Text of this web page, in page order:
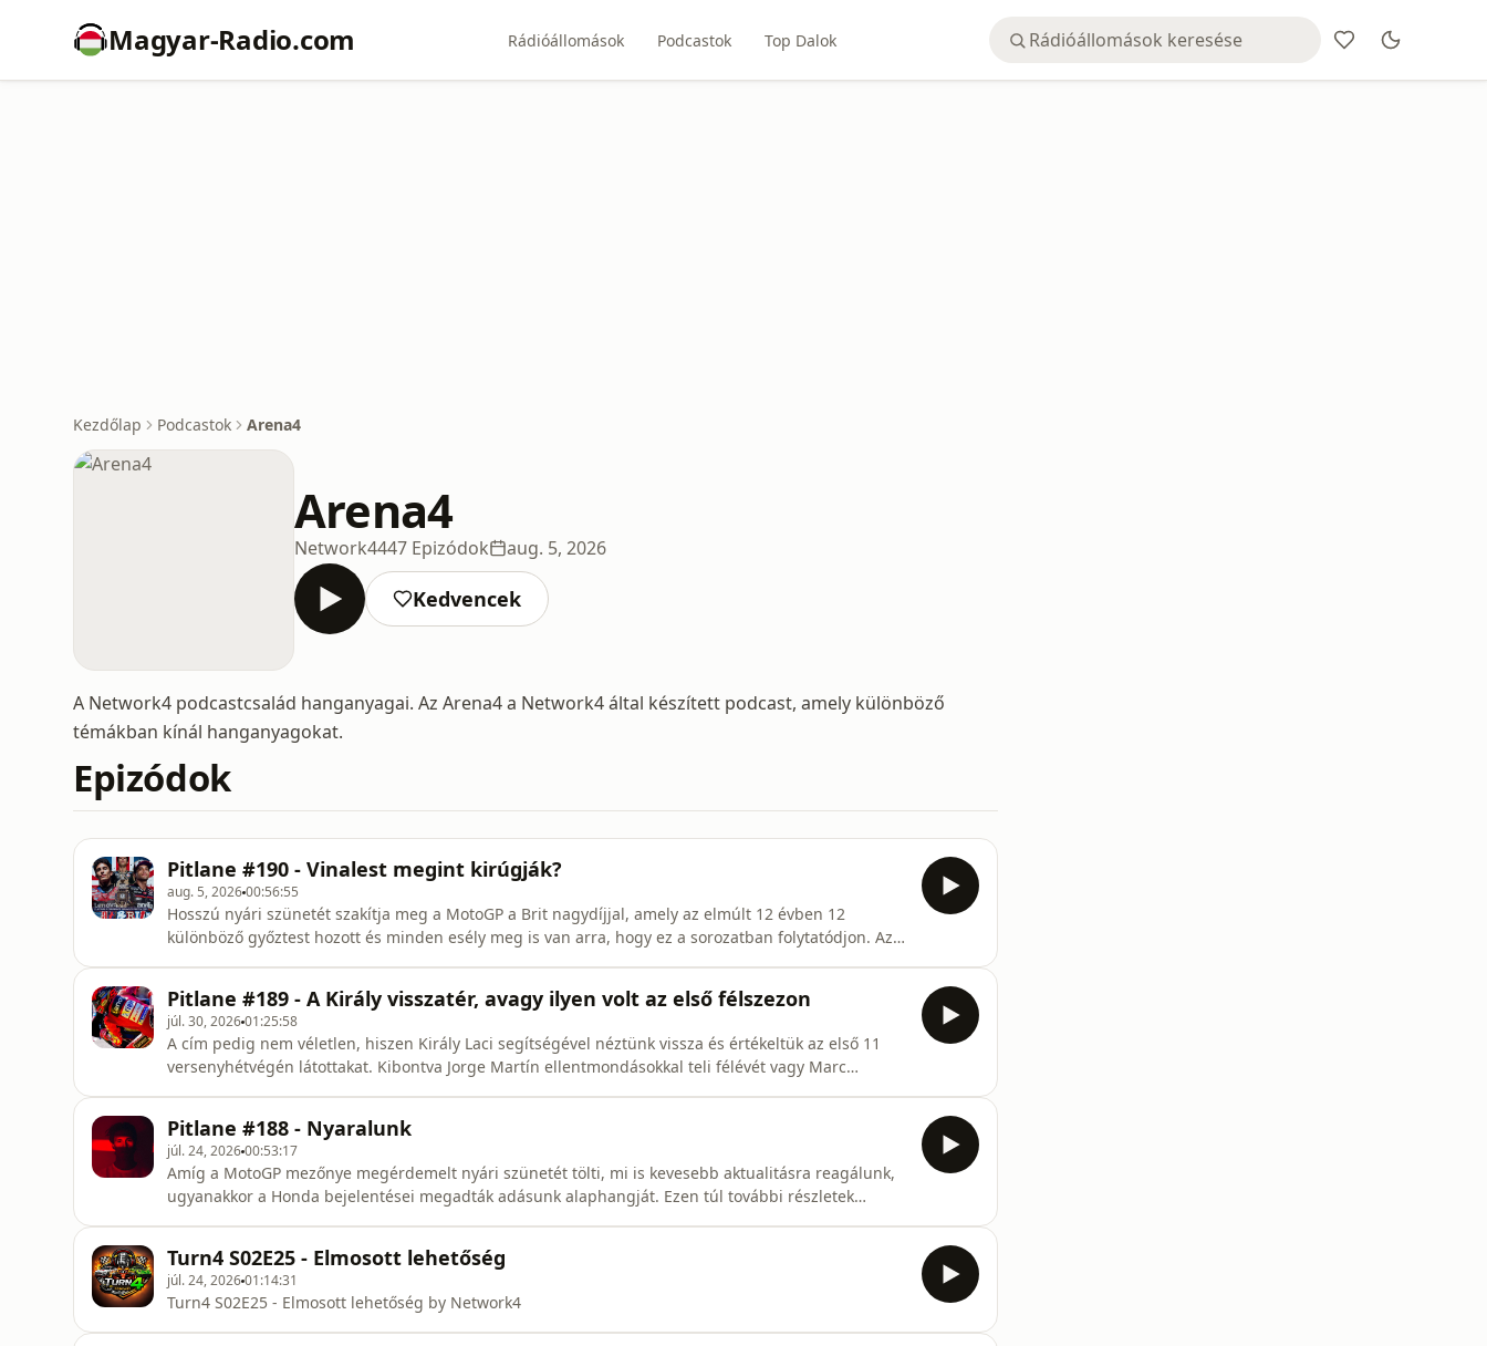
Magyar-Radio.com Rádióállomások Podcastok Top Dalok
Kezdőlap Podcastok Arena4
Arena4
Network4447 Epizódok aug. 5, 2026
Kedvencek
A Network4 podcastcsalád hanganyagai. Az Arena4 a Network4 által készített podcast, amely különböző
témákban kínál hanganyagokat.
Epizódok
Pitlane #190 - Vinalest megint kirúgják?
aug. 5, 202600:56:55
Hosszú nyári szünetét szakítja meg a MotoGP a Brit nagydíjjal, amely az elmúlt 12 évben 12
különböző győztest hozott és minden esély meg is van arra, hogy ez a sorozatban folytatódjon. Az
valaha a GP-ben.
Pitlane #189 - A Király visszatér, avagy ilyen volt az első félszezon
júl. 30, 202601:25:58
A cím pedig nem véletlen, hiszen Király Laci segítségével néztünk vissza és értékeltük az első 11
versenyhétvégén látottakat. Kibontva Jorge Martín ellentmondásokkal teli félévét vagy Marc
Pitlane #188 - Nyaralunk
júl. 24, 202600:53:17
Amíg a MotoGP mezőnye megérdemelt nyári szünetét tölti, mi is kevesebb aktualitásra reagálunk,
ugyanakkor a Honda bejelentései megadták adásunk alaphangját. Ezen túl további részletek
GP hungaroringi jö
Turn4 S02E25 - Elmosott lehetőség
júl. 24, 202601:14:31
Turn4 S02E25 - Elmosott lehetőség by Network4